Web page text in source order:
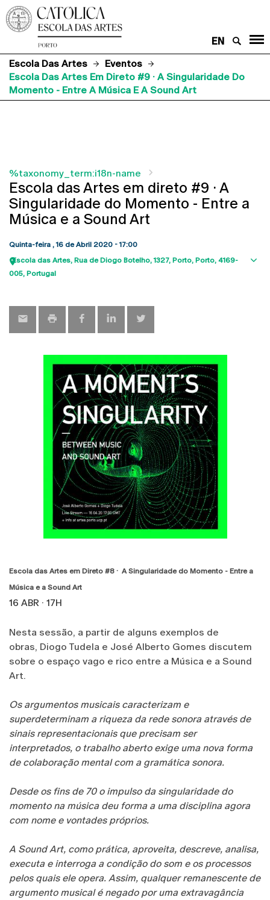
EN
Escola Das Artes
Eventos
Escola Das Artes Em Direto #9 · A Singularidade Do
Momento - Entre A Música E A Sound Art
%taxonomy_term:i18n-name
Escola das Artes em direto #9 · A
Singularidade do Momento - Entre a
Música e a Sound Art
Quinta-feira , 16 de Abril 2020 - 17:00
Escola das Artes Rua de Diogo Botelho, 1327 Porto Porto 4169-
005 Portugal
Escola das Artes em Direto #8 · A Singularidade do Momento - Entre a
Música e a Sound Art
16 ABR · 17H
Nesta sessão, a partir de alguns exemplos de
obras, Diogo Tudela e José Alberto Gomes discutem
sobre o espaço vago e rico entre a Música e a Sound
Art.
Os argumentos musicais caracterizam e
superdeterminam a riqueza da rede sonora através de
sinais representacionais que precisam ser
interpretados, o trabalho aberto exige uma nova forma
de colaboração mental com a gramática sonora.
Desde os fins de 70 o impulso da singularidade do
momento na música deu forma a uma disciplina agora
com nome e vontades próprios.
A Sound Art, como prática, aproveita, descreve, analisa,
executa e interroga a condição do som e os processos
pelos quais ele opera. Assim, qualquer remanescente de
argumento musical é negado por uma extravagância